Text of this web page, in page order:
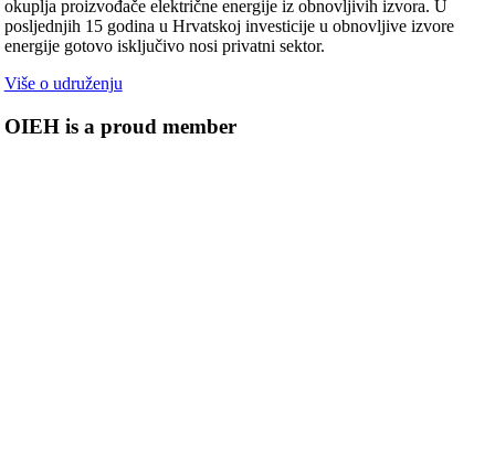
okuplja proizvođače električne energije iz obnovljivih izvora. U
posljednjih 15 godina u Hrvatskoj investicije u obnovljive izvore
energije gotovo isključivo nosi privatni sektor.
Više o udruženju
OIEH is a proud member